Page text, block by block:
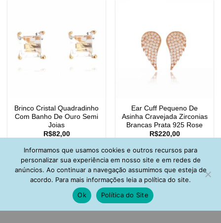
Brinco Cristal Quadradinho
Com Banho De Ouro Semi
Joias
R$82,00
Ear Cuff Pequeno De
Asinha Cravejada Zirconias
Brancas Prata 925 Rose
R$220,00
Informamos que usamos cookies e outros recursos para
personalizar sua experiência em nosso site e em redes de
anúncios. Ao continuar a navegação assumimos que esteja de
acordo. Para mais informações leia a política do site.
Ok
Política do Site